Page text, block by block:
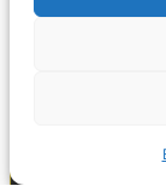
OTA YHTEYTTÄ